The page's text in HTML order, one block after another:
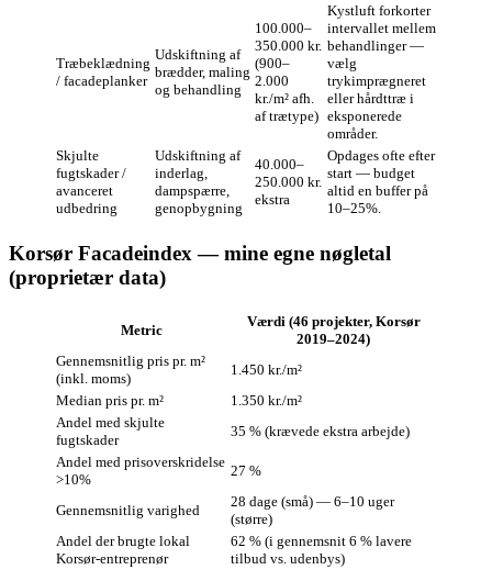
Træbeklædning
/ facadeplanker
Udskiftning af
brædder, maling
og behandling
100.000–
350.000 kr.
(900–
2.000
kr./m² afh.
af trætype)
Kystluft forkorter
intervallet mellem
behandlinger —
vælg
trykimprægneret
eller hårdttræ i
eksponerede
områder.
Skjulte
fugtskader /
avanceret
udbedring
Udskiftning af
inderlag,
dampspærre,
genopbygning
40.000–
250.000 kr.
ekstra
Opdages ofte efter
start — budget
altid en buffer på
10–25%.
Korsør Facadeindex — mine egne nøgletal
(proprietær data)
Metric
Værdi (46 projekter, Korsør
2019–2024)
Gennemsnitlig pris pr. m²
(inkl. moms)
1.450 kr./m²
Median pris pr. m²
1.350 kr./m²
Andel med skjulte
fugtskader
35 % (krævede ekstra arbejde)
Andel med prisoverskridelse
>10%
27 %
Gennemsnitlig varighed
28 dage (små) — 6–10 uger
(større)
Andel der brugte lokal
Korsør‑entreprenør
62 % (i gennemsnit 6 % lavere
tilbud vs. udenbys)